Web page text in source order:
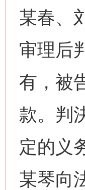
某春、
审理后
有，被
款。判
定的义
某琴向